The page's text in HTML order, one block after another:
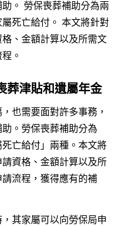
。 勞保喪葬補助分為兩
死亡給付。 本文將針對
、金額計算以及所需文
。
葬津貼和遺屬年金
也需要面對許多事務，
。勞保喪葬補助分為
死亡給付」兩種。本文將
資格、金額計算以及所
流程，獲得應有的補
其家屬可以向勞保局申